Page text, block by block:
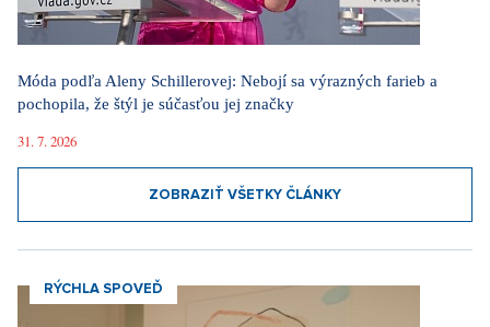
Móda podľa Aleny Schillerovej: Nebojí sa výrazných farieb a
pochopila, že štýl je súčasťou jej značky
31. 7. 2026
ZOBRAZIŤ VŠETKY ČLÁNKY
RÝCHLA SPOVEĎ